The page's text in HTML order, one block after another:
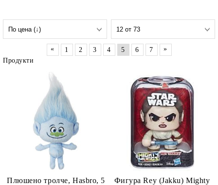
« 1 2 3 4 5 6 7
»
Продукти
Плюшено тролче, Hasbro, 5
Фигура Rey (Jakku) Mighty